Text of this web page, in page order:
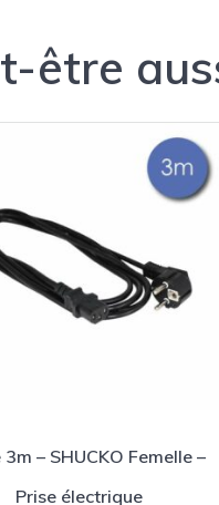
être
– SHUCKO Femelle –
Prise électrique